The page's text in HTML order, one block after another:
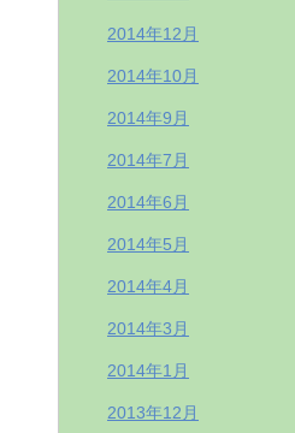
2014年12月
2014年10月
2014年9月
2014年7月
2014年6月
2014年5月
2014年4月
2014年3月
2014年1月
2013年12月